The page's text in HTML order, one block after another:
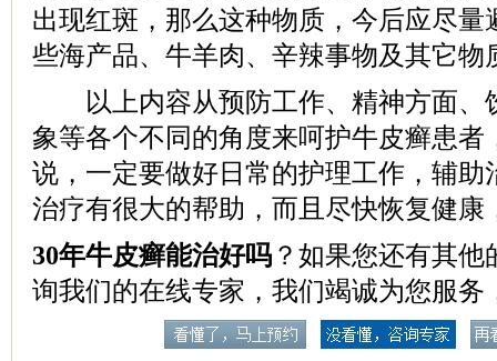
出现红斑，那么这种物质，今后应尽量
些海产品、牛羊肉、辛辣事物及其它物
以上内容从预防工作、精神方面、
象等各个不同的角度来呵护牛皮癣患者
说，一定要做好日常的护理工作，辅助
治疗有很大的帮助，而且尽快恢复健康
30年牛皮癣能治好吗 ？如果您还有其
询我们的在线专家，我们竭诚为您服务